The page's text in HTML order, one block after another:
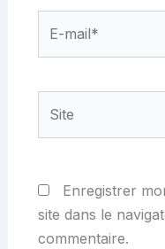
Enregistrer
site dans le
commentaire.